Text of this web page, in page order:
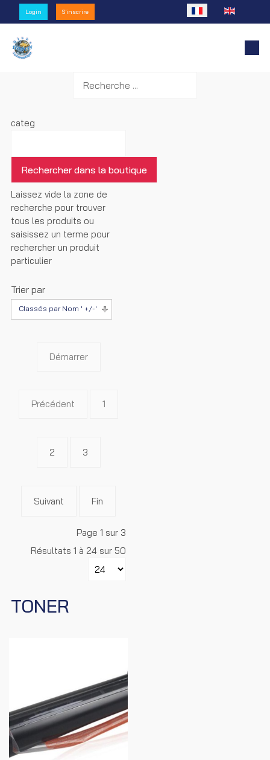
Login S'inscrire Sélectionnez votre
categ
Laissez vide la zone de
recherche pour trouver
tous les produits ou
saisissez un terme pour
rechercher un produit
particulier
Trier par
Classés par Nom ' +/-'
Démarrer
Précédent 1
2 3
Suivant Fin
Page 1 sur 3
Résultats 1 à 24 sur 50
TONER